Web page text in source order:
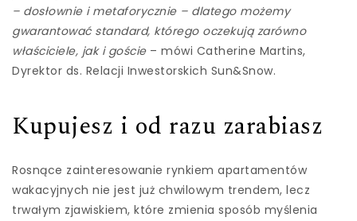
– dosłownie i metaforycznie – dlatego możemy
gwarantować standard, którego oczekują zarówno
właściciele, jak i goście– mówi Catherine Martins,
Dyrektor ds. Relacji Inwestorskich Sun&Snow.
Kupujesz i od razu zarabiasz
Rosnące zainteresowanie rynkiem apartamentów
wakacyjnych nie jest już chwilowym trendem, lecz
trwałym zjawiskiem, które zmienia sposób myślenia